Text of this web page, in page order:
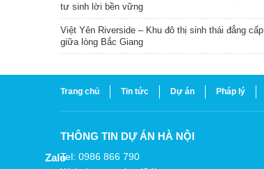
tư sinh lời bền vững
Việt Yên Riverside – Khu đô thị sinh thái đẳng cấp
giữa lòng Bắc Giang
Trang chủ Tin tức Dự án Pháp lý
THÔNG TIN DỰ ÁN HÀ NỘI
Tel: 0986 866 790
Zalo